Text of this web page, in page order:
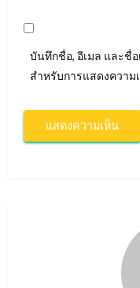
บันทึกชื่อ, อีเมล และชื่
สำหรับการแสดงความ